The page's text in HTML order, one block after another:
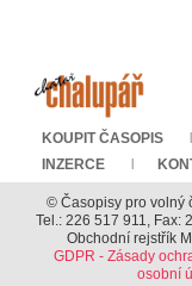
KOUPIT ČASOPIS
INZERCE
© Časopisy pro volný
Tel.: 226 517 911, Fax:
Obchodní rejstřík
GDPR - Zásady
osobní